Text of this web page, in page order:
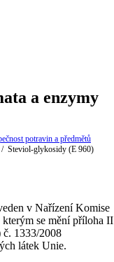
a enzymy
potravin a předmětů
/ Steviol-glykosidy (E 960)
v Nařízení Komise
kterým se mění příloha II
č. 1333/2008
látek Unie.